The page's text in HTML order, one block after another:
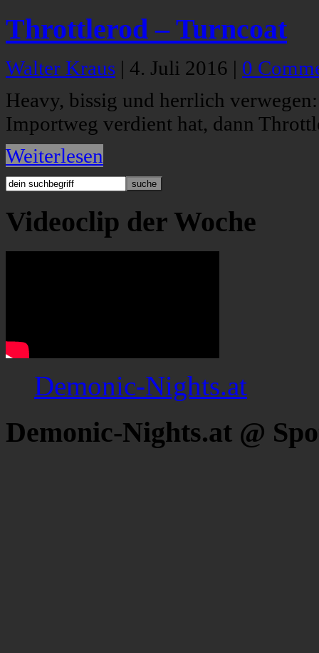
Throttlerod – Turncoat
Walter Kraus | 4. Juli 2016 | 0
Heavy, bissig und herrlich
Importweg verdient hat, dann
Weiterlesen
Videoclip der Woche
Demonic-Nights.at
Demonic-Nights.at @